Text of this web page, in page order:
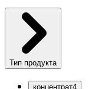
Тип продукта
концентрат4